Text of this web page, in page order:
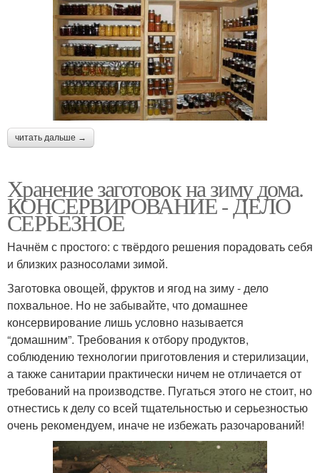
читать дальше →
Хранение заготовок на зиму дома.
КОНСЕРВИРОВАНИЕ - ДЕЛО
СЕРЬЕЗНОЕ
Начнём с простого: с твёрдого решения порадовать себя
и близких разносолами зимой.
Заготовка овощей, фруктов и ягод на зиму - дело
похвальное. Но не забывайте, что домашнее
консервирование лишь условно называется
“домашним”. Требования к отбору продуктов,
соблюдению технологии приготовления и стерилизации,
а также санитарии практически ничем не отличается от
требований на производстве. Пугаться этого не стоит, но
отнестись к делу со всей тщательностью и серьезностью
очень рекомендуем, иначе не избежать разочарований!